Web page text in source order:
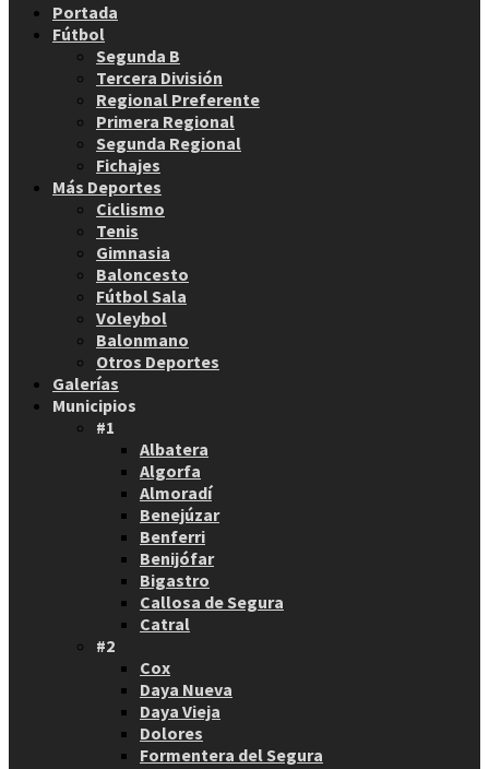
Portada
Fútbol
Segunda B
Tercera División
Regional Preferente
Primera Regional
Segunda Regional
Fichajes
Más Deportes
Ciclismo
Tenis
Gimnasia
Baloncesto
Fútbol Sala
Voleybol
Balonmano
Otros Deportes
Galerías
Municipios
#1
Albatera
Algorfa
Almoradí
Benejúzar
Benferri
Benijófar
Bigastro
Callosa de Segura
Catral
#2
Cox
Daya Nueva
Daya Vieja
Dolores
Formentera del Segura